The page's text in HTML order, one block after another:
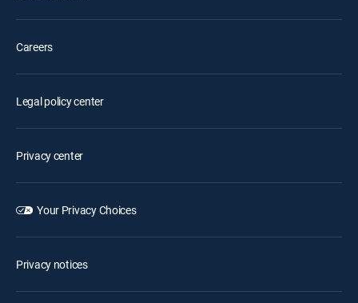
Careers
Legal policy center
Privacy center
Your Privacy Choices
Privacy notices